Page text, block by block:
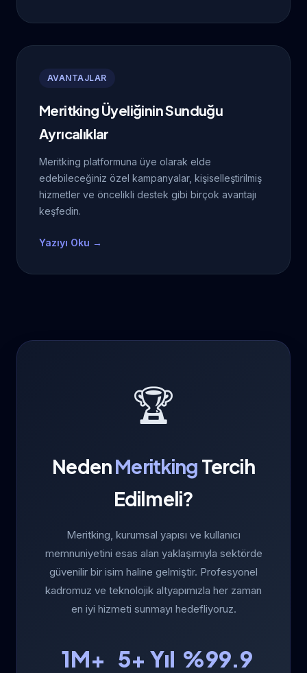
AVANTAJLAR
Meritking Üyeliğinin Sunduğu
Ayrıcalıklar
Meritking platformuna üye olarak elde
edebileceğiniz özel kampanyalar, kişiselleştirilmiş
hizmetler ve öncelikli destek gibi birçok avantajı
keşfedin.
Yazıyı Oku →
🏆
NedenMeritking Tercih
Edilmeli?
Meritking, kurumsal yapısı ve kullanıcı
memnuniyetini esas alan yaklaşımıyla sektörde
güvenilir bir isim haline gelmiştir. Profesyonel
kadromuz ve teknolojik altyapımızla her zaman
en iyi hizmeti sunmayı hedefliyoruz.
1M+ 5+ Yıl %99.9